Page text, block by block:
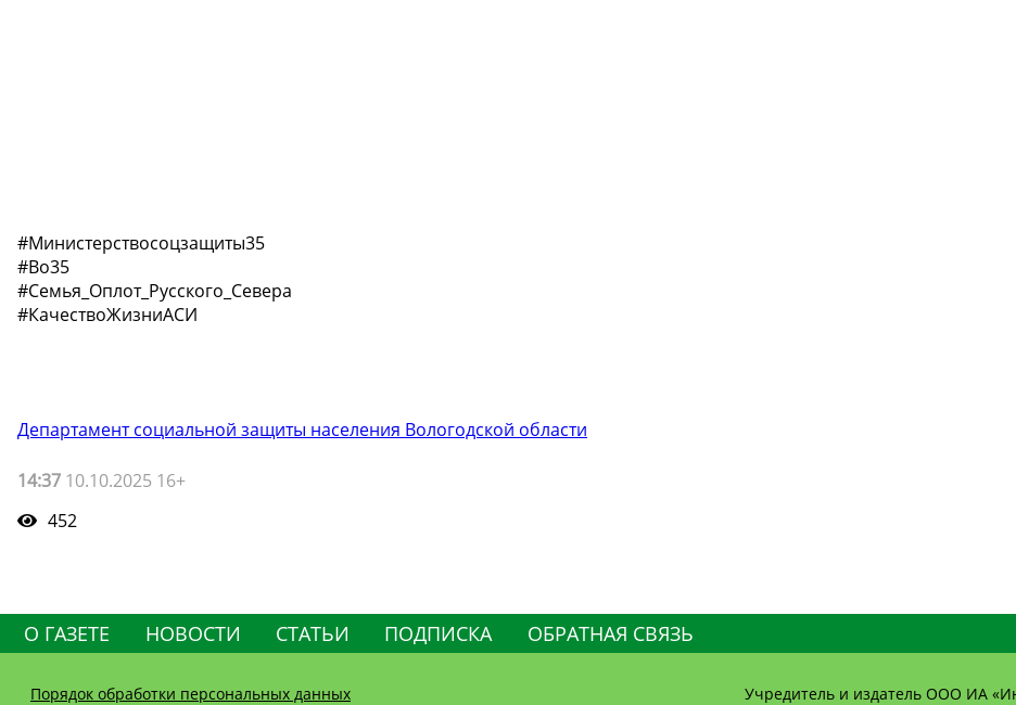
#Министерствосоцзащиты35
#Во35
#Семья_Оплот_Русского_Севера
#КачествоЖизниАСИ
Департамент социальной защиты населения Вологодской области
14:37 10.10.2025 16+
452
О ГАЗЕТЕ НОВОСТИ СТАТЬИ ПОДПИСКА ОБРАТНАЯ СВЯЗЬ
Порядок обработки персональных данных
Учредитель и издатель ООО ИА